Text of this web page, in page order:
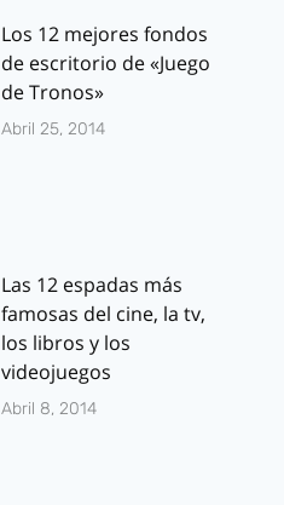
Los 12 mejores fondos
de escritorio de «Juego
de Tronos»
Abril 25, 2014
Las 12 espadas más
famosas del cine, la tv,
los libros y los
videojuegos
Abril 8, 2014